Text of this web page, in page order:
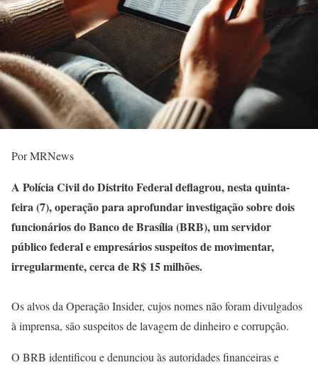
Por MRNews
A Polícia Civil do Distrito Federal deflagrou, nesta quinta-
feira (7), operação para aprofundar investigação sobre dois
funcionários do Banco de Brasília (BRB), um servidor
público federal e empresários suspeitos de movimentar,
irregularmente, cerca de R$ 15 milhões.
Os alvos da Operação Insider, cujos nomes não foram divulgados
à imprensa, são suspeitos de lavagem de dinheiro e corrupção.
O BRB identificou e denunciou às autoridades financeiras e